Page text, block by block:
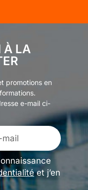
À LA
promotions en
e-mail ci-
et j’en